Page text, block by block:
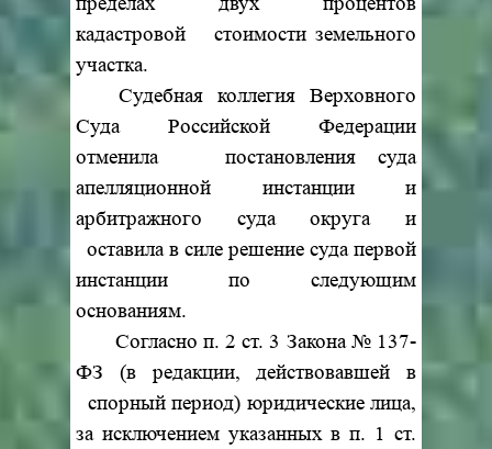
кадастровой стоимости земельного
участка.
Судебная коллегия Верховного
Суда Российской Федерации
отменила постановления суда
апелляционной инстанции и
арбитражного суда округа и
оставила в силе решение суда первой
инстанции по следующим
основаниям.
Согласно п. 2 ст. 3 Закона № 137-
ФЗ (в редакции, действовавшей в
спорный период) юридические лица,
за исключением указанных в п. 1 ст.